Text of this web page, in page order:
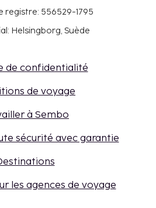
registre: 556529-1795
Helsingborg, Suède
de confidentialité
de voyage
à Sembo
sécurité avec garantie
les agences de voyage